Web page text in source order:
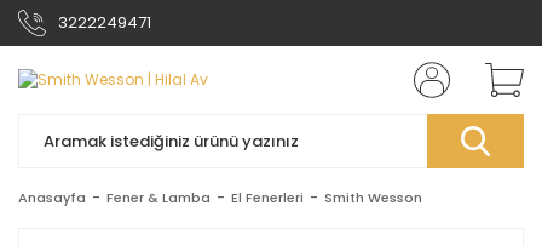
3222249471
Anasayfa Fener & Lamba El Fenerleri Smith Wesson